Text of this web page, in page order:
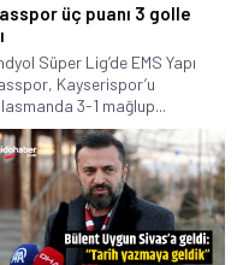
üç puanı 3 golle
Süper Lig’de EMS Yapı
Kayserispor’u
3-1 mağlup...